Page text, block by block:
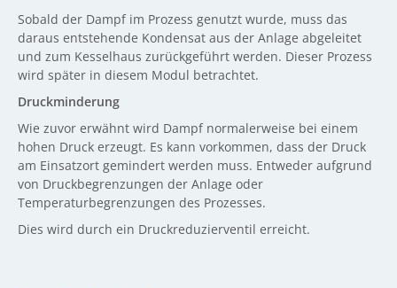
Sobald der Dampf im Prozess genutzt wurde, muss das
daraus entstehende Kondensat aus der Anlage abgeleitet
und zum Kesselhaus zurückgeführt werden. Dieser Prozess
wird später in diesem Modul betrachtet.
Druckminderung
Wie zuvor erwähnt wird Dampf normalerweise bei einem
hohen Druck erzeugt. Es kann vorkommen, dass der Druck
am Einsatzort gemindert werden muss. Entweder aufgrund
von Druckbegrenzungen der Anlage oder
Temperaturbegrenzungen des Prozesses.
Dies wird durch ein Druckreduzierventil erreicht.